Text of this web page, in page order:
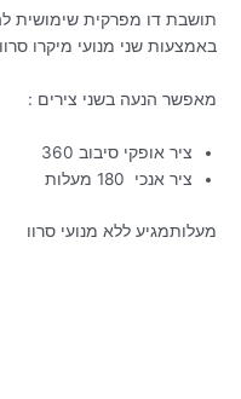
תושבת דו מפרקית שימושית
באמצעות שני מנועי מיקרו סרוו
מאפשר הנעה בשני צירים :
ציר אופקי סיבוב 360
ציר אנכי 180 מעלות
מעלותמגיע ללא מנועי סרוו